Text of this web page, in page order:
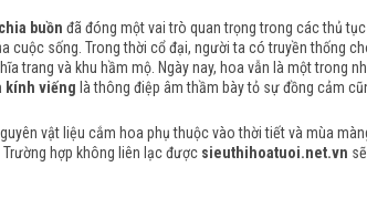
buồn đã đóng một vai trò quan trọng trong các thủ
cuộc sống. Trong thời cổ đại, người ta có truyền thống
trang và khu hầm mộ. Ngày nay, hoa vẫn là một trong
kính viếng là thông điệp âm thầm bày tỏ sự đồng cảm
vật liệu cắm hoa phụ thuộc vào thời tiết và mùa
Trường hợp không liên lạc được sieuthihoatuoi.net.vn